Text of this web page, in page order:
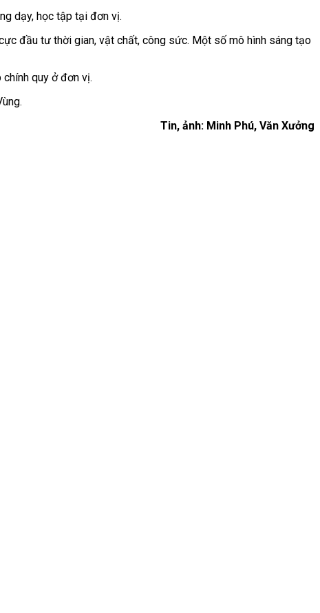
dạy, học tập tại đơn vị.
đầu tư thời gian, vật chất, công sức. Một số mô hình sáng tạo
quy ở đơn vị.
Tin, ảnh: Minh Phú, Văn Xưởng